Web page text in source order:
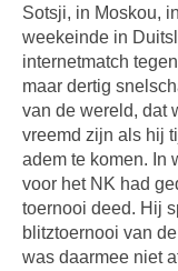
Sotsji, in Moskou,
weekeinde in
internetmatch
maar dertig
van de wereld, dat
vreemd zijn als hij
adem te komen. In
voor het NK had
toernooi deed. Hij
blitztoernooi van
was daarmee niet